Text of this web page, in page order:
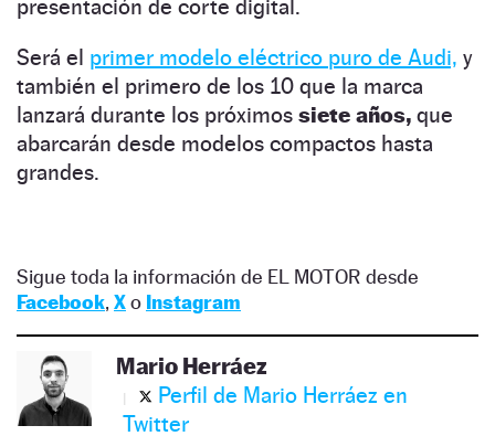
presentación de corte digital.
Será el primer modelo eléctrico puro de Audi, y
también el primero de los 10 que la marca
lanzará durante los próximos siete años, que
abarcarán desde modelos compactos hasta
grandes.
Sigue toda la información de EL MOTOR desde
Facebook, Xo Instagram
Mario Herráez
Perfil de Mario Herráez en
Twitter